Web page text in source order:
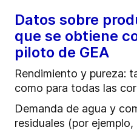
Datos sobre
que se obtiene
piloto de GEA
Rendimiento y pureza:
como para todas las
Demanda de agua y
residuales (por ejemplo,